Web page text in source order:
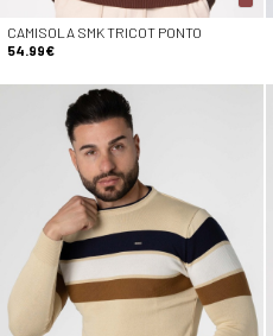
CAMISOLA SMK TRICOT PONTO
54.99€